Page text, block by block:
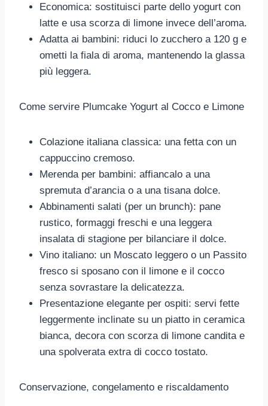
Economica: sostituisci parte dello yogurt con
latte e usa scorza di limone invece dell’aroma.
Adatta ai bambini: riduci lo zucchero a 120 g e
ometti la fiala di aroma, mantenendo la glassa
più leggera.
Come servire Plumcake Yogurt al Cocco e Limone
Colazione italiana classica: una fetta con un
cappuccino cremoso.
Merenda per bambini: affiancalo a una
spremuta d’arancia o a una tisana dolce.
Abbinamenti salati (per un brunch): pane
rustico, formaggi freschi e una leggera
insalata di stagione per bilanciare il dolce.
Vino italiano: un Moscato leggero o un Passito
fresco si sposano con il limone e il cocco
senza sovrastare la delicatezza.
Presentazione elegante per ospiti: servi fette
leggermente inclinate su un piatto in ceramica
bianca, decora con scorza di limone candita e
una spolverata extra di cocco tostato.
Conservazione, congelamento e riscaldamento